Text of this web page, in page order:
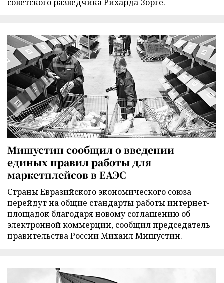
советского разведчика Рихарда Зорге.
Мишустин сообщил о введении
единых правил работы для
маркетплейсов в ЕАЭС
Страны Евразийского экономического союза
перейдут на общие стандарты работы интернет-
площадок благодаря новому соглашению об
электронной коммерции, сообщил председатель
правительства России Михаил Мишустин.